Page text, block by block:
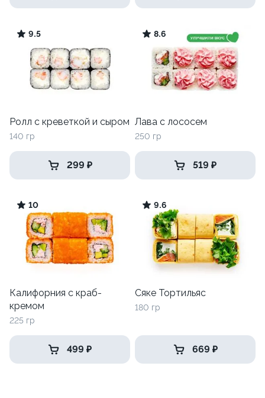
9.5
Ролл с креветкой и сыром
140 гр
299 ₽
8.6
Лава с лососем
250 гр
519 ₽
10
Калифорния с краб-
кремом
225 гр
499 ₽
9.6
Сяке Тортильяс
180 гр
669 ₽